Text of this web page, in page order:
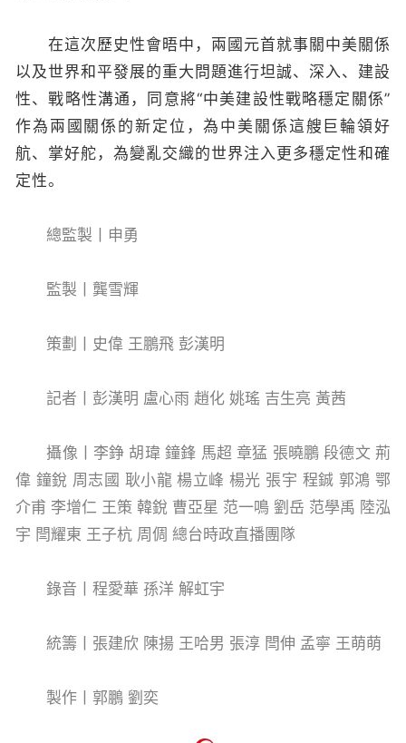
在這次歷史性會晤中，兩國元首就事關中美關係
以及世界和平發展的重大問題進行坦誠、深入、建設
性、戰略性溝通，同意將“中美建設性戰略穩定關係”
作為兩國關係的新定位，為中美關係這艘巨輪領好
航、掌好舵，為變亂交織的世界注入更多穩定性和確
定性。
總監製丨申勇
監製丨龔雪輝
策劃丨史偉 王鵬飛 彭漢明
記者丨彭漢明 盧心雨 趙化 姚瑤 吉生亮 黃茜
攝像丨李錚 胡瑋 鐘鋒 馬超 章猛 張曉鵬 段德文 荊
偉 鐘銳 周志國 耿小龍 楊立峰 楊光 張宇 程鋮 郭鴻 鄂
介甫 李增仁 王策 韓銳 曹亞星 范一鳴 劉岳 范學禹 陸泓
宇 閆耀東 王子杭 周倜 總台時政直播團隊
錄音丨程愛華 孫洋 解虹宇
統籌丨張建欣 陳揚 王哈男 張淳 閆伸 孟寧 王萌萌
製作丨郭鵬 劉奕